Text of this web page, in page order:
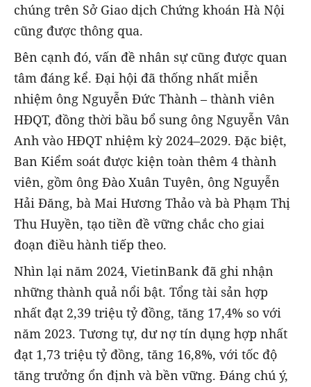
chúng trên Sở Giao dịch Chứng khoán Hà Nội
cũng được thông qua.
Bên cạnh đó, vấn đề nhân sự cũng được quan
tâm đáng kể. Đại hội đã thống nhất miễn
nhiệm ông Nguyễn Đức Thành – thành viên
HĐQT, đồng thời bầu bổ sung ông Nguyễn Vân
Anh vào HĐQT nhiệm kỳ 2024–2029. Đặc biệt,
Ban Kiểm soát được kiện toàn thêm 4 thành
viên, gồm ông Đào Xuân Tuyên, ông Nguyễn
Hải Đăng, bà Mai Hương Thảo và bà Phạm Thị
Thu Huyền, tạo tiền đề vững chắc cho giai
đoạn điều hành tiếp theo.
Nhìn lại năm 2024, VietinBank đã ghi nhận
những thành quả nổi bật. Tổng tài sản hợp
nhất đạt 2,39 triệu tỷ đồng, tăng 17,4% so với
năm 2023. Tương tự, dư nợ tín dụng hợp nhất
đạt 1,73 triệu tỷ đồng, tăng 16,8%, với tốc độ
tăng trưởng ổn định và bền vững. Đáng chú ý,